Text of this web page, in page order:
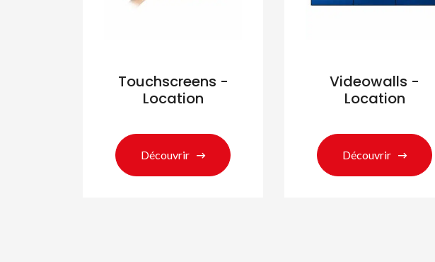
Touchscreens -
Location
Découvrir
Videowalls -
Location
Découvrir